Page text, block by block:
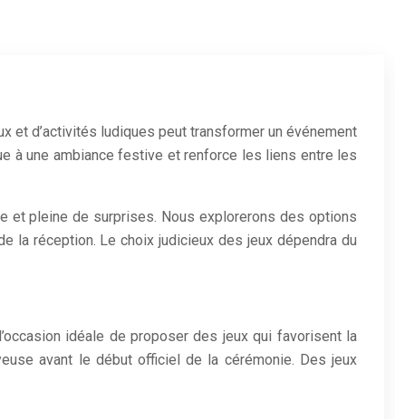
et d’activités ludiques peut transformer un événement
à une ambiance festive et renforce les liens entre les
et pleine de surprises. Nous explorerons des options
la réception. Le choix judicieux des jeux dépendra du
idéale de proposer des jeux qui favorisent la
avant le début officiel de la cérémonie. Des jeux